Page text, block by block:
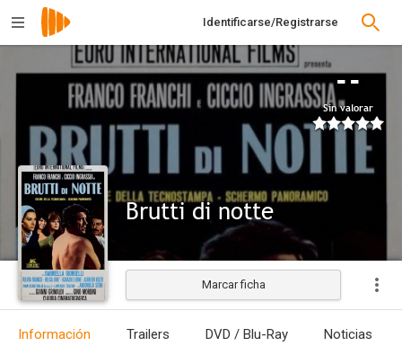
Identificarse/Registrarse
--
Sin valorar
Brutti di notte
Marcar ficha
Información Trailers DVD / Blu-Ray Noticias